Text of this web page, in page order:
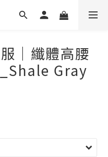
｜纖體高腰
Gray